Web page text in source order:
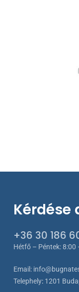
Kérdése
+36 30 186
Hétfő – Péntek: 8:00
Email:
Telephely: 1201